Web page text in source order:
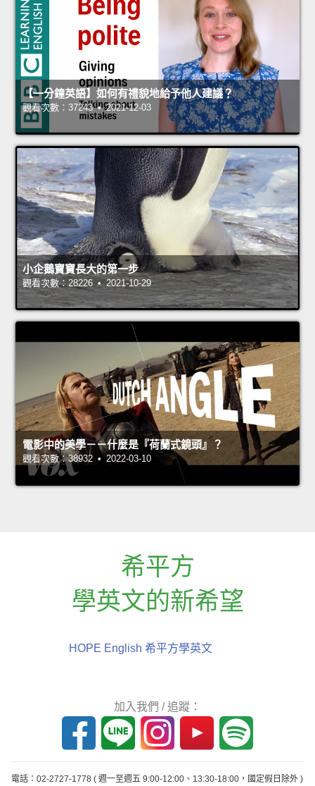
【一分鐘英語】如何有禮貌地給予他人建議？
觀看次數：37243 • 2021-12-03
小企鵝寶寶長大的第一步
觀看次數：28226 • 2021-10-29
電影中的美學－－什麼是『荷蘭式鏡頭』？
觀看次數：38932 • 2022-03-10
希平方
學英文的新希望
HOPE English 希平方學英文
加入我們 / 追蹤：
電話：02-2727-1778 ( 週一至週五 9:00-12:00、13:30-18:00，國定假日除外 )